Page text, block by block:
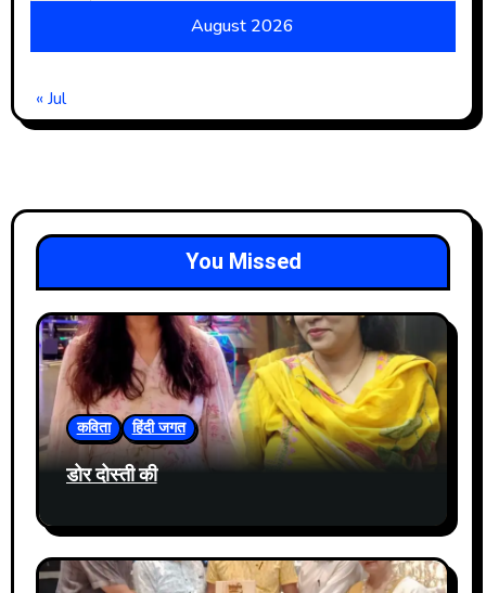
August 2026
« Jul
You Missed
कविता हिंदी जगत
डोर दोस्ती की